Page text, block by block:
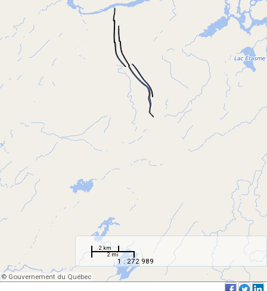
2 km
2 mi
1 : 272 989
© Gouvernement du Québec